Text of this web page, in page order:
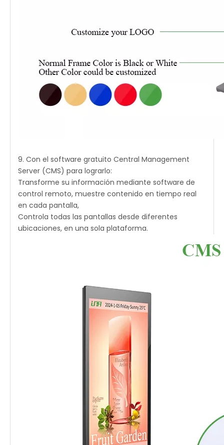
9. Con el software gratuito Central Management
Server (CMS) para lograrlo:
Transforme su información mediante software de
control remoto, muestre contenido en tiempo real
en cada pantalla,
Controla todas las pantallas desde diferentes
ubicaciones, en una sola plataforma.